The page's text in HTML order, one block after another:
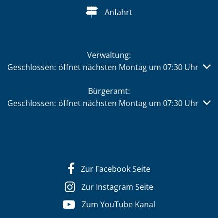
Anfahrt
Verwaltung:
Klicken, um weitere Öffnungs- oder Schließzeiten
Geschlossen: öffnet nächsten Montag um 07:30 Uhr
Bürgeramt:
Klicken, um weitere Öffnungs- oder Schließzeiten
Geschlossen: öffnet nächsten Montag um 07:30 Uhr
Zur Facebook Seite
Zur Instagram Seite
Zum YouTube Kanal